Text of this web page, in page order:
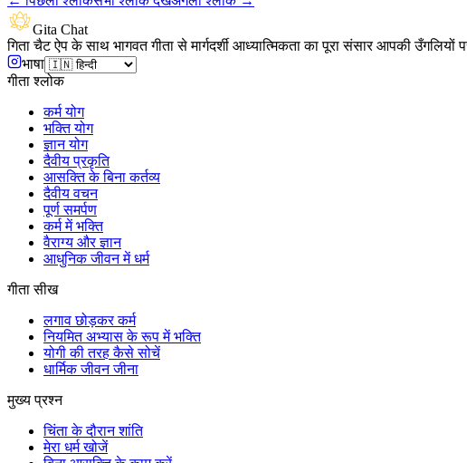
Gita Chat
गिता चैट ऐप के साथ भागवत गीता से मार्गदर्शी आध्यात्मिकता का पूरा संसार आपकी उँगलियों
भाषा
गीता श्लोक
कर्म योग
भक्ति योग
ज्ञान योग
दैवीय प्रकृति
आसक्ति के बिना कर्तव्य
दैवीय वचन
पूर्ण समर्पण
कर्म में भक्ति
वैराग्य और ज्ञान
आधुनिक जीवन में धर्म
गीता सीख
लगाव छोड़कर कर्म
नियमित अभ्यास के रूप में भक्ति
योगी की तरह कैसे सोचें
धार्मिक जीवन जीना
मुख्य प्रश्न
चिंता के दौरान शांति
मेरा धर्म खोजें